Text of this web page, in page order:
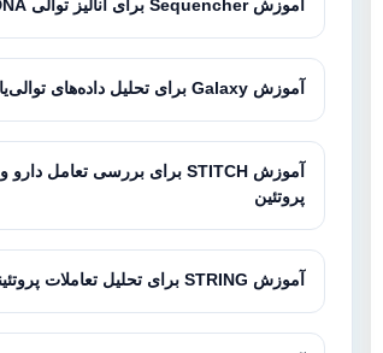
آموزش Sequencher برای آنالیز توالی DNA
آموزش Galaxy برای تحلیل داده‌های توالی‌یابی
آموزش STITCH برای بررسی تعامل دارو و
پروتئین
آموزش STRING برای تحلیل تعاملات پروتئینی